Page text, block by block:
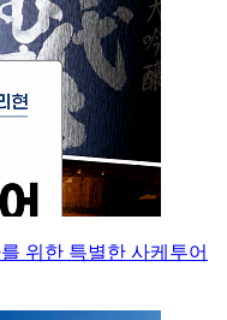
위한 특별한 사케투어